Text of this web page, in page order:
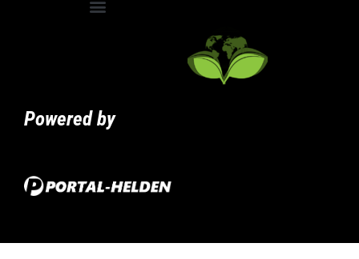
Powered by